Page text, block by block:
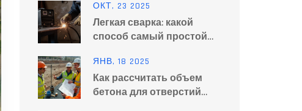
нормы, расчет и
практические советы
ОКТ, 23 2025
Легкая сварка: какой
способ самый простой
ЯНВ, 18 2025
Как рассчитать объем
бетона для отверстий